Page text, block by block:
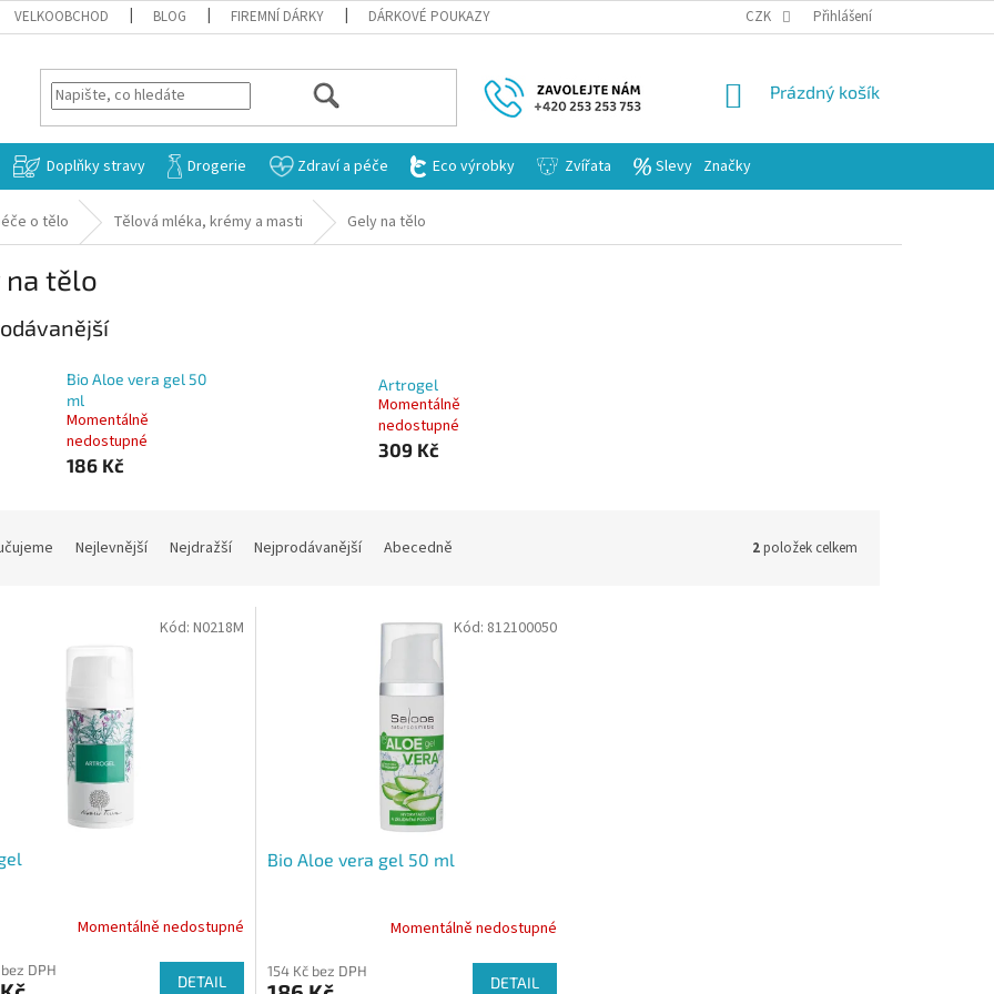
VELKOOBCHOD BLOG FIREMNÍ DÁRKY DÁRKOVÉ POUKAZY CZK Přihlášení
HLEDAT
NÁKUPNÍ
Prázdný košík
Doplňky stravy Drogerie Zdraví a péče Eco výrobky Zvířata Slevy Značky
o tělo Tělová mléka, krémy a masti Gely na tělo
na tělo
Bio Aloe vera gel 50
ml
Momentálně
nedostupné
186 Kč
Artrogel
Momentálně
nedostupné
309 Kč
Nejlevnější Nejdražší Nejprodávanější Abecedně 2položek celkem
Momentálně nedostupné
DPH
DETAIL
Kód: N0218M
Bio Aloe vera gel 50 ml
Momentálně nedostupné
154 Kč bez DPH
DETAIL
Kód: 812100050